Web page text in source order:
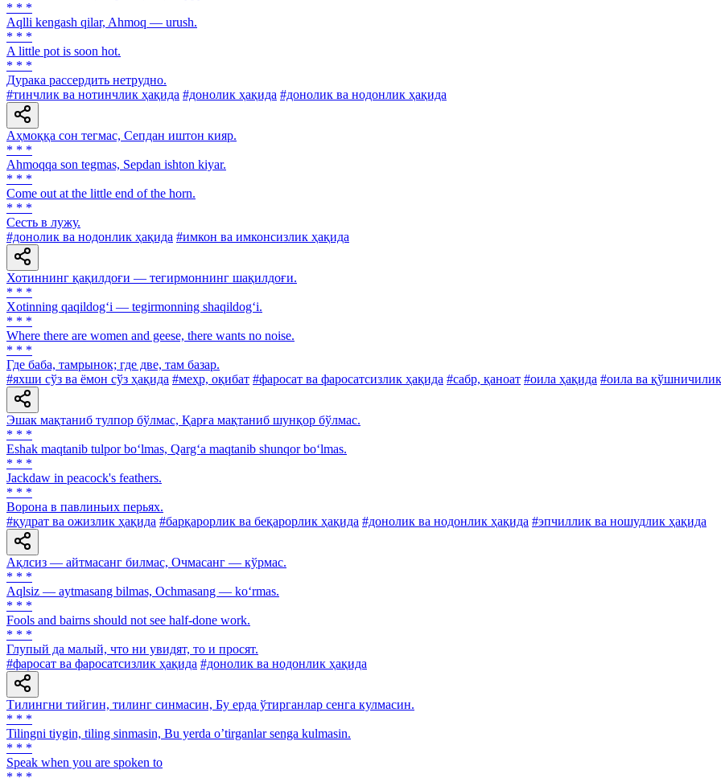
* * *
Aqlli kengash qilar, Ahmoq — urush.
* * *
A little pot is soon hot.
* * *
Дурака рассердить нетрудно.
#тинчлик ва нотинчлик ҳақида #донолик ҳақида #донолик ва нодонлик ҳақида
Аҳмоққа сон тегмас, Сепдан иштон кияр.
* * *
Ahmoqqa son tegmas, Sepdan ishton kiyar.
* * *
Come out at the little end of the horn.
* * *
Сесть в лужу.
#донолик ва нодонлик ҳақида #имкон ва имконсизлик ҳақида
Хотиннинг қақилдоғи — тегирмоннинг шақилдоғи.
* * *
Xotinning qaqildog‘i — tegirmonning shaqildog‘i.
* * *
Where there are women and geese, there wants no noise.
* * *
Где баба, тамрынок; где две, там базар.
#яхши сўз ва ёмон сўз ҳақида #меҳр, оқибат #фаросат ва фаросатсизлик ҳақида #сабр, қаноат #оила ҳақида #оила ва
Эшак мақтаниб тулпор бўлмас, Қарға мақтаниб шунқор бўлмас.
* * *
Eshak maqtanib tulpor bo‘lmas, Qarg‘a maqtanib shunqor bo‘lmas.
* * *
Jackdaw in peacock's feathers.
* * *
Ворона в павлиньих перьях.
#қудрат ва ожизлик ҳақида #барқарорлик ва беқарорлик ҳақида #донолик ва нодонлик ҳақида #эпчиллик ва ношудлик ҳақида
Ақлсиз — айтмасанг билмас, Очмасанг — кўрмас.
* * *
Aqlsiz — aytmasang bilmas, Ochmasang — ko‘rmas.
* * *
Fools and bairns should not see half-done work.
* * *
Глупый да малый, что ни увидят, то и просят.
#фаросат ва фаросатсизлик ҳақида #донолик ва нодонлик ҳақида
Тилингни тийгин, тилинг синмасин, Бу ерда ўтирганлар сенга кулмасин.
* * *
Tilingni tiygin, tiling sinmasin, Bu yerda oʼtirganlar senga kulmasin.
* * *
Speak when you are spoken to